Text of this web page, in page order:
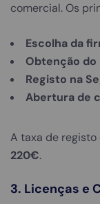
comercial. Os
Escolha da
Obtenção do
Registo na
Abertura de
A taxa de
220€.
3. Licenças e